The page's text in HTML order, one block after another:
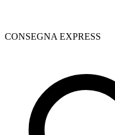
CONSEGNA EXPRESS